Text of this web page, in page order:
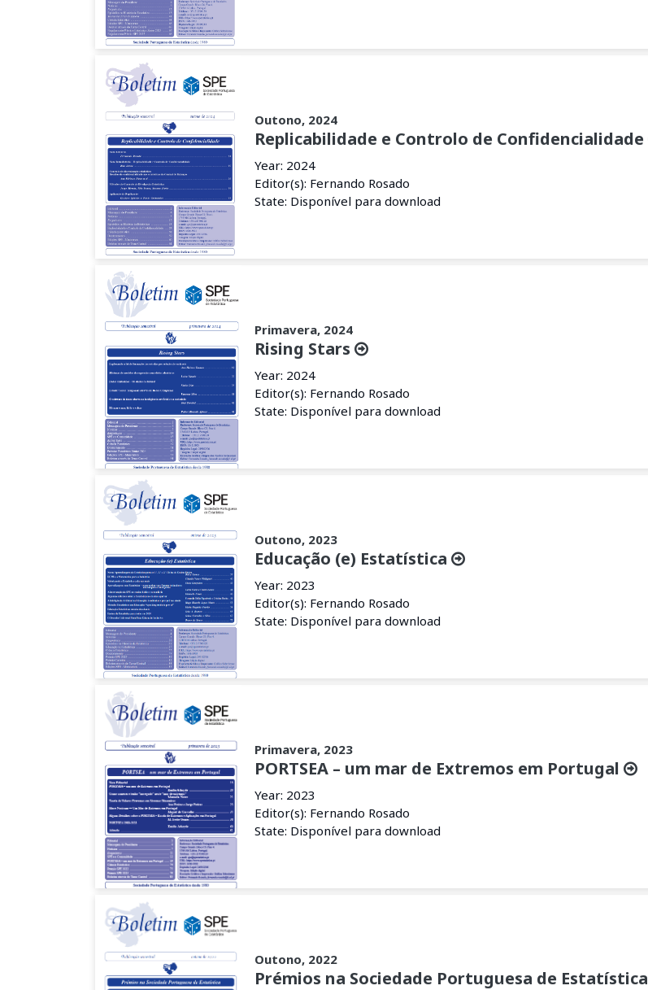
Outono, 2024
Replicabilidade e Controlo de Confidencialidade
Year: 2024
Editor(s): Fernando Rosado
State: Disponível para download
Primavera, 2024
Rising Stars
Year: 2024
Editor(s): Fernando Rosado
State: Disponível para download
Outono, 2023
Educação (e) Estatística
Year: 2023
Editor(s): Fernando Rosado
State: Disponível para download
Primavera, 2023
PORTSEA – um mar de Extremos em Portugal
Year: 2023
Editor(s): Fernando Rosado
State: Disponível para download
Outono, 2022
Prémios na Sociedade Portuguesa de Estatística